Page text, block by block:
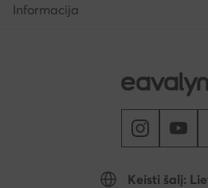
Keisti šalį:
Informacija